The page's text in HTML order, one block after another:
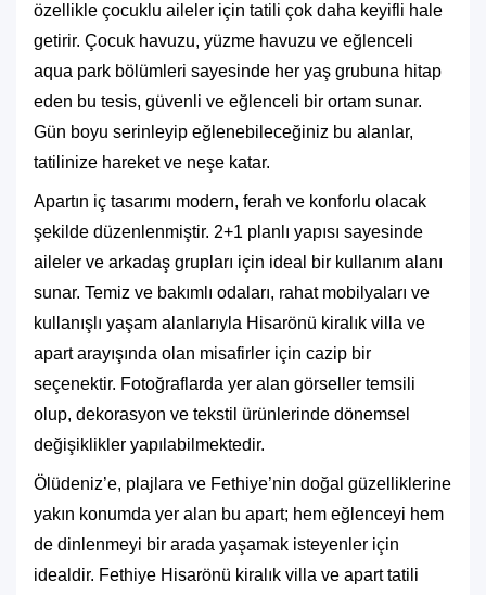
özellikle çocuklu aileler için tatili çok daha keyifli hale
getirir. Çocuk havuzu, yüzme havuzu ve eğlenceli
aqua park bölümleri sayesinde her yaş grubuna hitap
eden bu tesis, güvenli ve eğlenceli bir ortam sunar.
Gün boyu serinleyip eğlenebileceğiniz bu alanlar,
tatilinize hareket ve neşe katar.
Apartın iç tasarımı modern, ferah ve konforlu olacak
şekilde düzenlenmiştir. 2+1 planlı yapısı sayesinde
aileler ve arkadaş grupları için ideal bir kullanım alanı
sunar. Temiz ve bakımlı odaları, rahat mobilyaları ve
kullanışlı yaşam alanlarıyla Hisarönü kiralık villa ve
apart arayışında olan misafirler için cazip bir
seçenektir. Fotoğraflarda yer alan görseller temsili
olup, dekorasyon ve tekstil ürünlerinde dönemsel
değişiklikler yapılabilmektedir.
Ölüdeniz’e, plajlara ve Fethiye’nin doğal güzelliklerine
yakın konumda yer alan bu apart; hem eğlenceyi hem
de dinlenmeyi bir arada yaşamak isteyenler için
idealdir. Fethiye Hisarönü kiralık villa ve apart tatili